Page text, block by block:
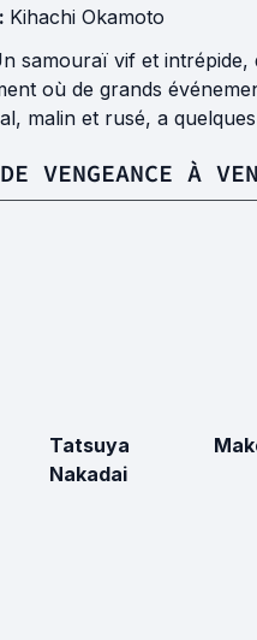
Kihachi Okamoto
samouraï vif et intrépide,
où de grands
malin et rusé, a
VENGEANCE À
Tatsuya
Nakadai